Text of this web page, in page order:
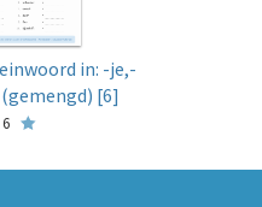
in: -je,-
[6]